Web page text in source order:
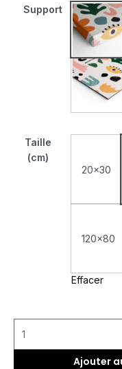
Support
Taille
(cm)
20x30
120x80
Effacer
Ajouter